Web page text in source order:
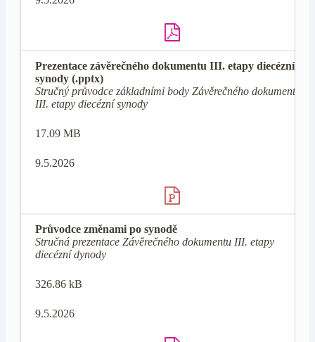
Prezentace závěrečného dokumentu III. etapy diecézní
synody (.pptx)
Stručný průvodce základními body Závěrečného dokumentu
III. etapy diecézní synody
17.09 MB
9.5.2026
Průvodce změnami po synodě
Stručná prezentace Závěrečného dokumentu III. etapy
diecézní dynody
326.86 kB
9.5.2026